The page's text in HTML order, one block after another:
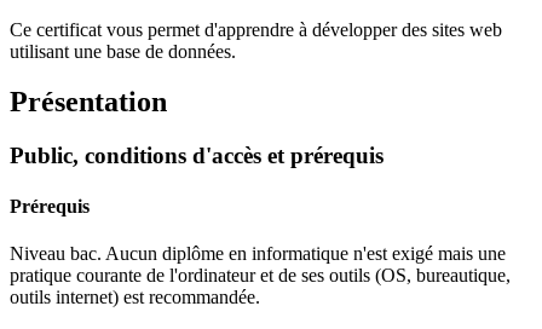
Ce certificat vous permet d'apprendre à développer des sites web
utilisant une base de données.
Présentation
Public, conditions d'accès et prérequis
Prérequis
Niveau bac. Aucun diplôme en informatique n'est exigé mais une
pratique courante de l'ordinateur et de ses outils (OS, bureautique,
outils internet) est recommandée.